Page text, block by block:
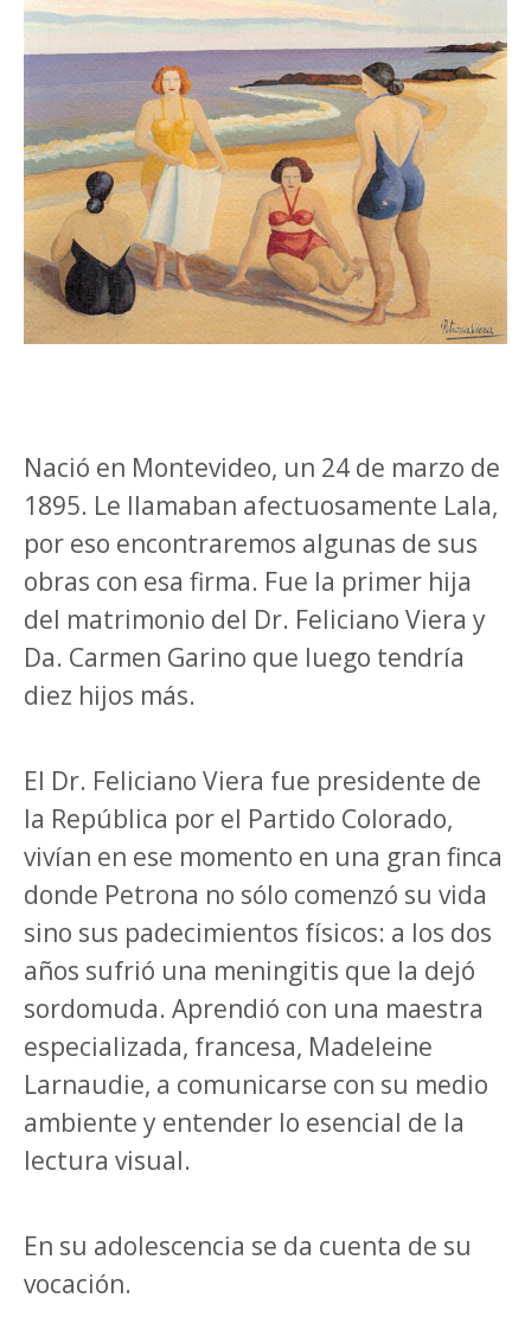
Nació en Montevideo, un 24 de marzo de
1895. Le llamaban afectuosamente Lala,
por eso encontraremos algunas de sus
obras con esa firma. Fue la primer hija
del matrimonio del Dr. Feliciano Viera y
Da. Carmen Garino que luego tendría
diez hijos más.
El Dr. Feliciano Viera fue presidente de
la República por el Partido Colorado,
vivían en ese momento en una gran finca
donde Petrona no sólo comenzó su vida
sino sus padecimientos físicos: a los dos
años sufrió una meningitis que la dejó
sordomuda. Aprendió con una maestra
especializada, francesa, Madeleine
Larnaudie, a comunicarse con su medio
ambiente y entender lo esencial de la
lectura visual.
En su adolescencia se da cuenta de su
vocación.